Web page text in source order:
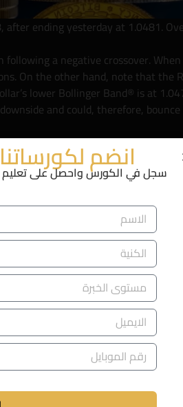
ending yesterday at 1.0481.
a negative crossover.
On the other hand, note that the
lower Bollinger Band® is at
and could, therefore,
are mixed and some are
0.19% to trade around 2.035.
meantime, USD/SGD trades
2 months. The Euro has shed
انضم
سجل في الكورس واحصل على